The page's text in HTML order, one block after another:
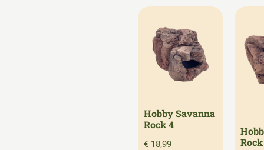
Hobby Savanna
Rock 4
€ 18,99